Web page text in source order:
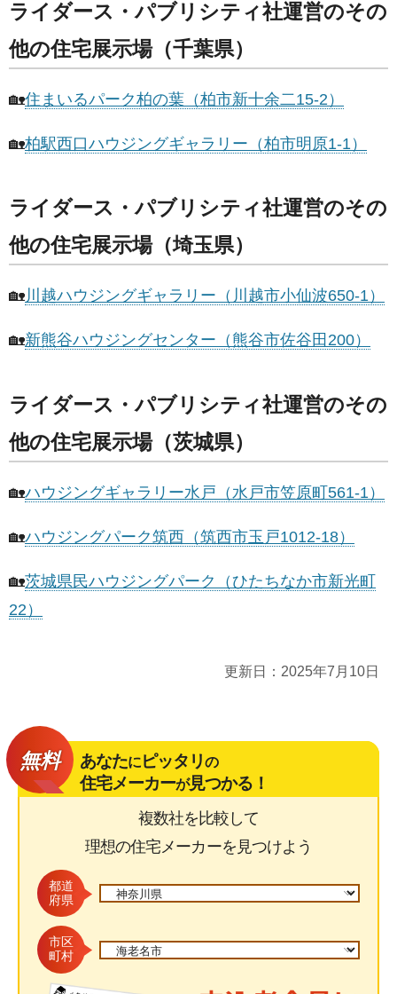
ライダース・パブリシティ社運営のその
他の住宅展示場（千葉県）
🏡住まいるパーク柏の葉（柏市新十余二15-2）
🏡柏駅西口ハウジングギャラリー（柏市明原1-1）
ライダース・パブリシティ社運営のその
他の住宅展示場（埼玉県）
🏡川越ハウジングギャラリー（川越市小仙波650-1）
🏡新熊谷ハウジングセンター（熊谷市佐谷田200）
ライダース・パブリシティ社運営のその
他の住宅展示場（茨城県）
🏡ハウジングギャラリー水戸（水戸市笠原町561-1）
🏡ハウジングパーク筑西（筑西市玉戸1012-18）
🏡茨城県民ハウジングパーク（ひたちなか市新光町
22）
更新日： 2025年7月10日
無料 あなたにピッタリの
住宅メーカーが見つかる！
複数社を比較して
理想の住宅メーカーを見つけよう
都道
府県
市区
町村